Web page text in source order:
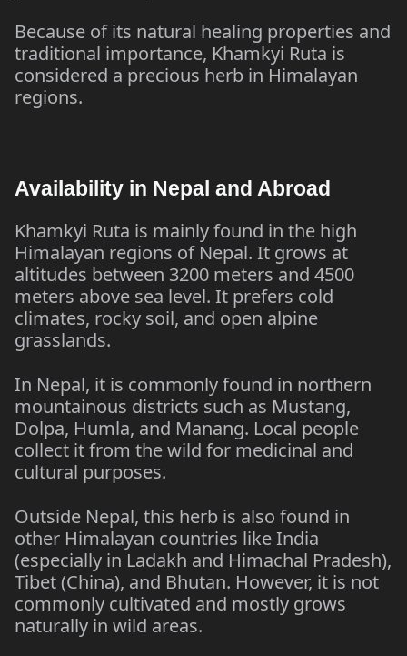
Because of its natural healing properties and
traditional importance, Khamkyi Ruta is
considered a precious herb in Himalayan
regions.
Availability in Nepal and Abroad
Khamkyi Ruta is mainly found in the high
Himalayan regions of Nepal. It grows at
altitudes between 3200 meters and 4500
meters above sea level. It prefers cold
climates, rocky soil, and open alpine
grasslands.
In Nepal, it is commonly found in northern
mountainous districts such as Mustang,
Dolpa, Humla, and Manang. Local people
collect it from the wild for medicinal and
cultural purposes.
Outside Nepal, this herb is also found in
other Himalayan countries like India
(especially in Ladakh and Himachal Pradesh),
Tibet (China), and Bhutan. However, it is not
commonly cultivated and mostly grows
naturally in wild areas.